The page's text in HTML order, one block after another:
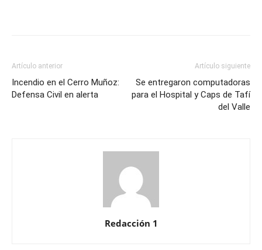
Artículo anterior
Incendio en el Cerro Muñoz:
Defensa Civil en alerta
Artículo siguiente
Se entregaron computadoras
para el Hospital y Caps de Tafí
del Valle
Redacción 1